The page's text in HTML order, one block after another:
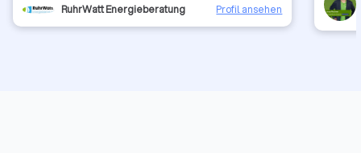
RuhrWatt jederzeit weiterempfehlen!
RuhrWatt Energieberatung Profil ansehen